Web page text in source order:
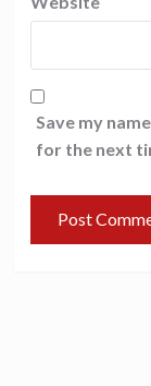
Save my
for the next